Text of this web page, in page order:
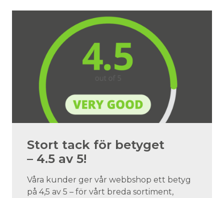
Stort tack för betyget
– 4.5 av 5!
Våra kunder ger vår webbshop ett betyg
på 4,5 av 5 – för vårt breda sortiment,